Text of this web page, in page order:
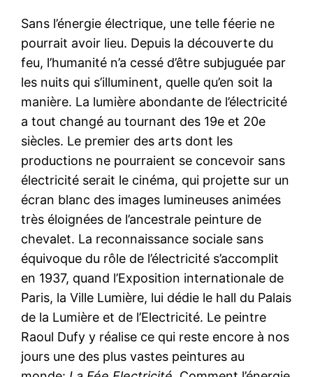
Sans l’énergie électrique, une telle féerie ne
pourrait avoir lieu. Depuis la découverte du
feu, l’humanité n’a cessé d’être subjuguée par
les nuits qui s’illuminent, quelle qu’en soit la
manière. La lumière abondante de l’électricité
a tout changé au tournant des 19e et 20e
siècles. Le premier des arts dont les
productions ne pourraient se concevoir sans
électricité serait le cinéma, qui projette sur un
écran blanc des images lumineuses animées
très éloignées de l’ancestrale peinture de
chevalet. La reconnaissance sociale sans
équivoque du rôle de l’électricité s’accomplit
en 1937, quand l’Exposition internationale de
Paris, la Ville Lumière, lui dédie le hall du Palais
de la Lumière et de l’Electricité. Le peintre
Raoul Dufy y réalise ce qui reste encore à nos
jours une des plus vastes peintures au